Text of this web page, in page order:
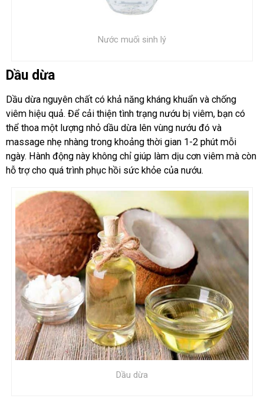
Nước muối sinh lý
Dầu dừa
Dầu dừa nguyên chất có khả năng kháng khuẩn và chống
viêm hiệu quả. Để cải thiện tình trạng nướu bị viêm, bạn có
thể thoa một lượng nhỏ dầu dừa lên vùng nướu đó và
massage nhẹ nhàng trong khoảng thời gian 1-2 phút mỗi
ngày. Hành động này không chỉ giúp làm dịu cơn viêm mà còn
hỗ trợ cho quá trình phục hồi sức khỏe của nướu.
Dầu dừa